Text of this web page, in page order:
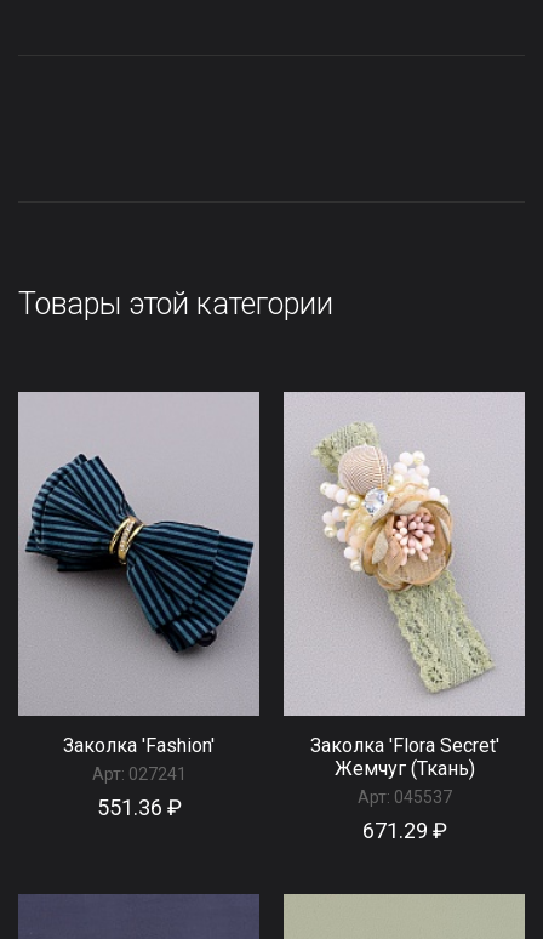
Товары этой категории
Заколка 'Fashion'
Арт: 027241
551.36 ₽
Заколка 'Flora Secret'
Жемчуг (Ткань)
Арт: 045537
671.29 ₽